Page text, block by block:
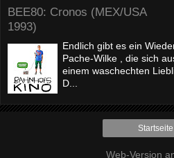
BEE80: Cronos (MEX/USA
1993)
Endlich gibt es ein
Pache-Wilke , die sich
einem waschechten
D...
Startseite
Web-Version